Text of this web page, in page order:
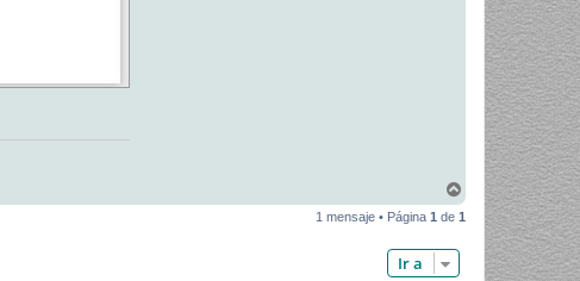
r
1 mensaje • Página 1 de 1
Ir a